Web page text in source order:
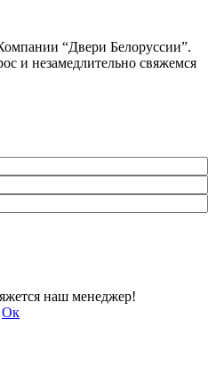
“Двери Белоруссии”.
и незамедлительно свяжемся
наш менеджер!
Ок